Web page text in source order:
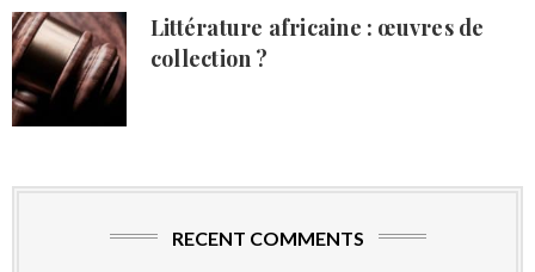
Littérature africaine : œuvres de
collection ?
RECENT COMMENTS